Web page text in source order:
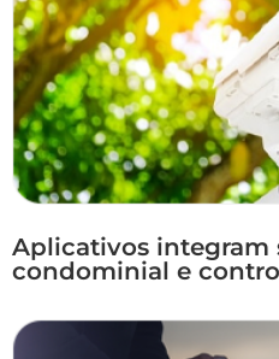
Aplicativos integram
condominial e